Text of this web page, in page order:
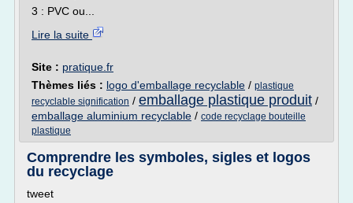
3 : PVC ou...
Lire la suite
Site : pratique.fr
Thèmes liés : logo d'emballage recyclable / plastique
recyclable signification / emballage plastique produit /
emballage aluminium recyclable / code recyclage bouteille
plastique
Comprendre les symboles, sigles et logos
du recyclage
tweet